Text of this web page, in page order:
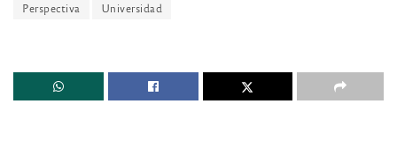
Perspectiva
Universidad